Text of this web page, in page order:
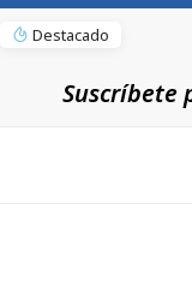
Destacado
Suscríbete